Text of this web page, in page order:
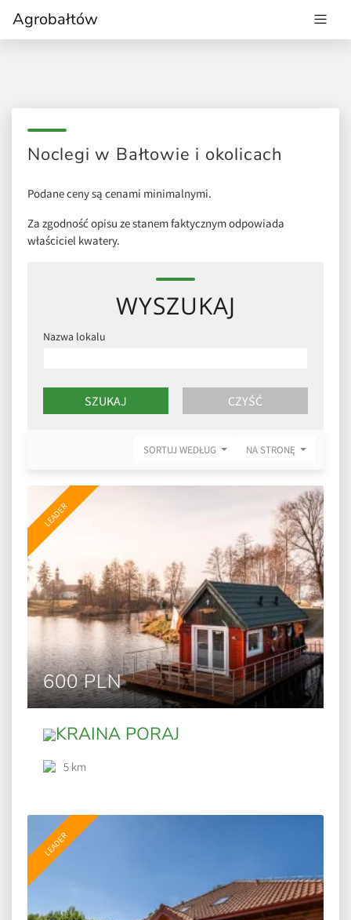
Agrobałtów
Noclegi w Bałtowie i okolicach
Podane ceny są cenami minimalnymi.
Za zgodność opisu ze stanem faktycznym odpowiada
właściciel kwatery.
WYSZUKAJ
Nazwa lokalu
SORTUJ WEDŁUG NA STRONĘ
LEADER
600 PLN
KRAINA PORAJ
5 km
LEADER